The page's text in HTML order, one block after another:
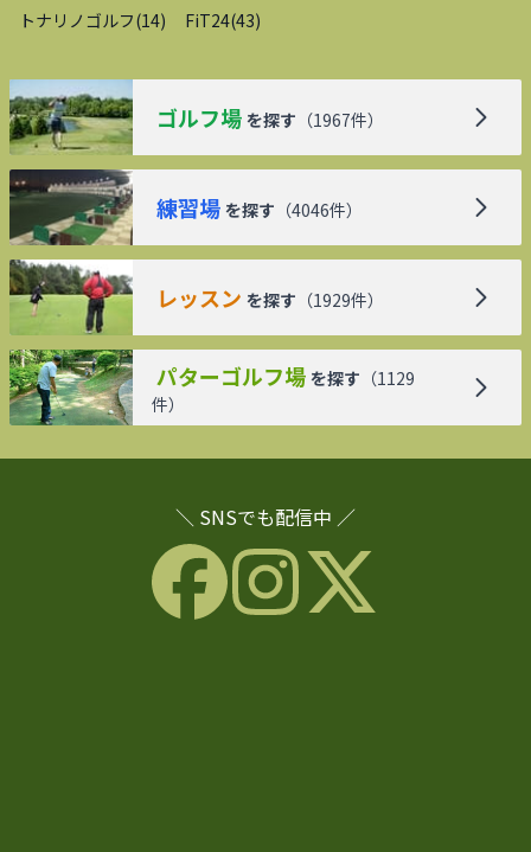
トナリノゴルフ(14) FiT24(43)
ゴルフ場 を探す （1967件）
練習場 を探す （4046件）
レッスン を探す （1929件）
パターゴルフ場 を探す （1129
件）
＼ SNSでも配信中 ／